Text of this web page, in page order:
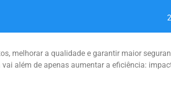
melhorar a qualidade e garantir maior
além de apenas aumentar a eficiência: